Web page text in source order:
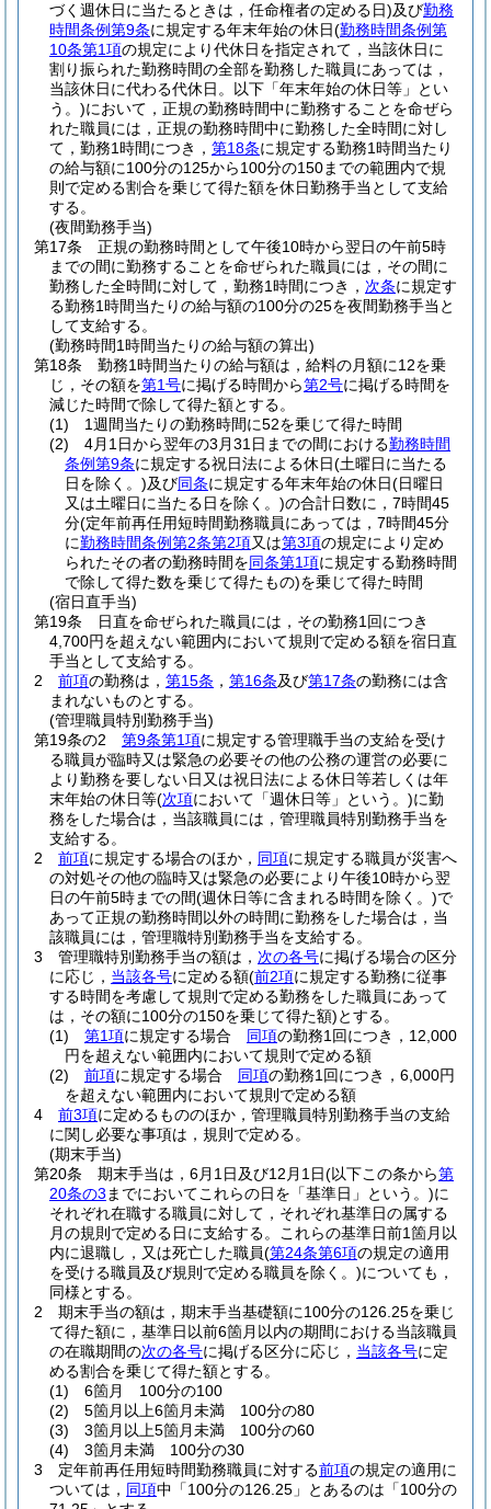
づく週休日に当たるときは，任命権者の定める日)及び勤務
時間条例第9条に規定する年末年始の休日(勤務時間条例第
10条第1項の規定により代休日を指定されて，当該休日に
割り振られた勤務時間の全部を勤務した職員にあっては，
当該休日に代わる代休日。以下「年末年始の休日等」とい
う。)において，正規の勤務時間中に勤務することを命ぜら
れた職員には，正規の勤務時間中に勤務した全時間に対し
て，勤務1時間につき， 第18条に規定する勤務1時間当たり
の給与額に100分の125から100分の150までの範囲内で規
則で定める割合を乗じて得た額を休日勤務手当として支給
する。
(夜間勤務手当)
第17条
正規の勤務時間として午後10時から翌日の午前5時
までの間に勤務することを命ぜられた職員には，その間に
勤務した全時間に対して，勤務1時間につき， 次条に規定す
る勤務1時間当たりの給与額の100分の25を夜間勤務手当と
して支給する。
(勤務時間1時間当たりの給与額の算出)
第18条
勤務1時間当たりの給与額は，給料の月額に12を乗
じ，その額を第1号に掲げる時間から第2号に掲げる時間を
減じた時間で除して得た額とする。
(1)
1週間当たりの勤務時間に52を乗じて得た時間
(2)
4月1日から翌年の3月31日までの間における勤務時間
条例第9条に規定する祝日法による休日(土曜日に当たる
日を除く。)及び同条に規定する年末年始の休日(日曜日
又は土曜日に当たる日を除く。)の合計日数に，7時間45
分(定年前再任用短時間勤務職員にあっては，7時間45分
に勤務時間条例第2条第2項又は第3項の規定により定め
られたその者の勤務時間を同条第1項に規定する勤務時間
で除して得た数を乗じて得たもの)を乗じて得た時間
(宿日直手当)
第19条
日直を命ぜられた職員には，その勤務1回につき
4,700円を超えない範囲内において規則で定める額を宿日直
手当として支給する。
2
前項の勤務は， 第15条 ， 第16条及び第17条の勤務には含
まれないものとする。
(管理職員特別勤務手当)
第19条の2
第9条第1項に規定する管理職手当の支給を受け
る職員が臨時又は緊急の必要その他の公務の運営の必要に
より勤務を要しない日又は祝日法による休日等若しくは年
末年始の休日等(次項において「週休日等」という。)に勤
務をした場合は，当該職員には，管理職員特別勤務手当を
支給する。
2
前項に規定する場合のほか， 同項に規定する職員が災害へ
の対処その他の臨時又は緊急の必要により午後10時から翌
日の午前5時までの間(週休日等に含まれる時間を除く。)で
あって正規の勤務時間以外の時間に勤務をした場合は，当
該職員には，管理職特別勤務手当を支給する。
3
管理職特別勤務手当の額は， 次の各号に掲げる場合の区分
に応じ， 当該各号に定める額(前2項に規定する勤務に従事
する時間を考慮して規則で定める勤務をした職員にあって
は，その額に100分の150を乗じて得た額)とする。
(1)
第1項に規定する場合 同項の勤務1回につき，12,000
円を超えない範囲内において規則で定める額
(2)
前項に規定する場合 同項の勤務1回につき，6,000円
を超えない範囲内において規則で定める額
4
前3項に定めるもののほか，管理職員特別勤務手当の支給
に関し必要な事項は，規則で定める。
(期末手当)
第20条
期末手当は，6月1日及び12月1日(以下この条から第
20条の3 までにおいてこれらの日を「基準日」という。)に
それぞれ在職する職員に対して，それぞれ基準日の属する
月の規則で定める日に支給する。
これらの基準日前1箇月以
内に退職し，又は死亡した職員(第24条第6項の規定の適用
を受ける職員及び規則で定める職員を除く。)についても，
同様とする。
2
期末手当の額は，期末手当基礎額に100分の126.25を乗じ
て得た額に，基準日以前6箇月以内の期間における当該職員
の在職期間の次の各号に掲げる区分に応じ， 当該各号に定
める割合を乗じて得た額とする。
(1)
6箇月 100分の100
(2)
5箇月以上6箇月未満 100分の80
(3)
3箇月以上5箇月未満 100分の60
(4)
3箇月未満 100分の30
3
定年前再任用短時間勤務職員に対する前項の規定の適用に
ついては， 同項中「100分の126.25」とあるのは「100分の